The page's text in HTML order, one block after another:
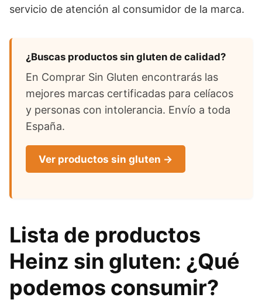
servicio de atención al consumidor de la marca.
¿Buscas productos sin gluten de calidad?
En Comprar Sin Gluten encontrarás las
mejores marcas certificadas para celíacos
y personas con intolerancia. Envío a toda
España.
Ver productos sin gluten →
Lista de productos
Heinz sin gluten: ¿Qué
podemos consumir?